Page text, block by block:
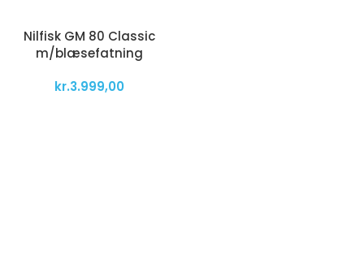
Nilfisk GM 80 Classic
m/blæsefatning
kr.3.999,00